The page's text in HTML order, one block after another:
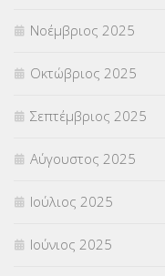
Νοέμβριος 2025
Οκτώβριος 2025
Σεπτέμβριος 2025
Αύγουστος 2025
Ιούλιος 2025
Ιούνιος 2025